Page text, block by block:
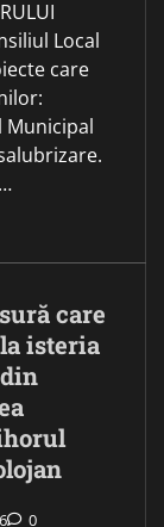
Local
care
care
isteria
0